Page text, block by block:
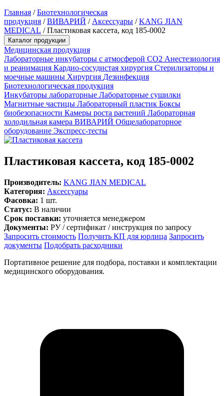
Главная /Биотехнологическая
продукция /ВИВАРИЙ / Аксессуары /KANG JIAN
MEDICAL /Пластиковая кассета, код 185-0002
Каталог продукции
Медицинская продукция
Лабораторные инкубаторы с атмосферой CO2 Анестезиология
и реанимация Кардио-сосудистая хирургия Стерилизаторы и
моечные машины Хирургия Дезинфекция
Биотехнологическая продукция
Инкубаторы лабораторные Лабораторные сушилки
Магнитные частицы Лабораторный пластик Боксы
биобезопасности Камеры роста растений Лабораторная
холодильная камера ВИВАРИЙ Общелабораторное
оборудование Экспресс-тесты
Пластиковая кассета, код 185-0002
Производитель: KANG JIAN MEDICAL
Категория: Аксессуары
Фасовка: 1 шт.
Статус: В наличии
Срок поставки: уточняется менеджером
Документы: РУ / сертификат / инструкция по запросу
Запросить стоимость Получить КП для юрлица Запросить
документы Подобрать расходники
Портативное решение для подбора, поставки и комплектации
медицинского оборудования.